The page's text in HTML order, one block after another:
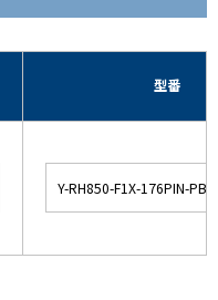
型番